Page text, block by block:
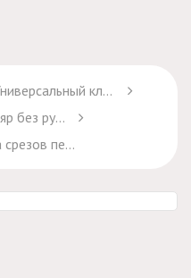
ключ к пошиву платьев"
рукавов
стачиванием